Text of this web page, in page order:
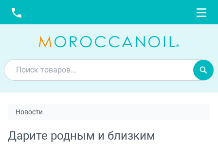
Новости
Дарите родным и близким